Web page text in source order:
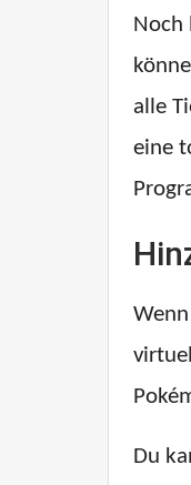
Noch
alle
eine
Du